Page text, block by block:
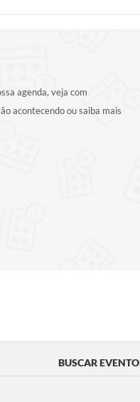
agenda, veja com
acontecendo ou saiba mais
BUSCAR EVENTO